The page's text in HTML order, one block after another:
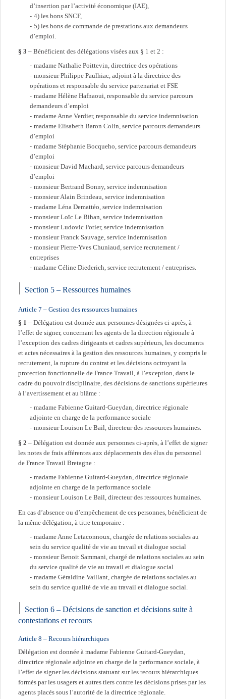
d’insertion par l’activité économique (IAE),
4) les bons SNCF,
5) les bons de commande de prestations aux demandeurs
d’emploi.
§ 3 – Bénéficient des délégations visées aux § 1 et 2 :
madame Nathalie Poittevin, directrice des opérations
monsieur Philippe Paulhiac, adjoint à la directrice des
opérations et responsable du service partenariat et FSE
madame Hélène Hafnaoui, responsable du service parcours
demandeurs d’emploi
madame Anne Verdier, responsable du service indemnisation
madame Elisabeth Baron Colin, service parcours demandeurs
d’emploi
madame Stéphanie Bocqueho, service parcours demandeurs
d’emploi
monsieur David Machard, service parcours demandeurs
d’emploi
monsieur Bertrand Bonny, service indemnisation
monsieur Alain Brindeau, service indemnisation
madame Léna Demattéo, service indemnisation
monsieur Loïc Le Bihan, service indemnisation
monsieur Ludovic Potier, service indemnisation
monsieur Franck Sauvage, service indemnisation
monsieur Pierre-Yves Chuniaud, service recrutement /
entreprises
madame Céline Diederich, service recrutement / entreprises.
Section 5 – Ressources humaines
Article 7 – Gestion des ressources humaines
§ 1 – Délégation est donnée aux personnes désignées ci-après, à
l’effet de signer, concernant les agents de la direction régionale à
l’exception des cadres dirigeants et cadres supérieurs, les documents
et actes nécessaires à la gestion des ressources humaines, y compris le
recrutement, la rupture du contrat et les décisions octroyant la
protection fonctionnelle de France Travail, à l’exception, dans le
cadre du pouvoir disciplinaire, des décisions de sanctions supérieures
à l’avertissement et au blâme :
madame Fabienne Guitard-Gueydan, directrice régionale
adjointe en charge de la performance sociale
monsieur Louison Le Bail, directeur des ressources humaines.
§ 2 – Délégation est donnée aux personnes ci-après, à l’effet de signer
les notes de frais afférentes aux déplacements des élus du personnel
de France Travail Bretagne :
madame Fabienne Guitard-Gueydan, directrice régionale
adjointe en charge de la performance sociale
monsieur Louison Le Bail, directeur des ressources humaines.
En cas d’absence ou d’empêchement de ces personnes, bénéficient de
la même délégation, à titre temporaire :
madame Anne Letaconnoux, chargée de relations sociales au
sein du service qualité de vie au travail et dialogue social
monsieur Benoit Sammani, chargé de relations sociales au sein
du service qualité de vie au travail et dialogue social
madame Géraldine Vaillant, chargée de relations sociales au
sein du service qualité de vie au travail et dialogue social.
Section 6 – Décisions de sanction et décisions suite à
contestations et recours
Article 8 – Recours hiérarchiques
Délégation est donnée à madame Fabienne Guitard-Gueydan,
directrice régionale adjointe en charge de la performance sociale, à
l’effet de signer les décisions statuant sur les recours hiérarchiques
formés par les usagers et autres tiers contre les décisions prises par les
agents placés sous l’autorité de la directrice régionale.